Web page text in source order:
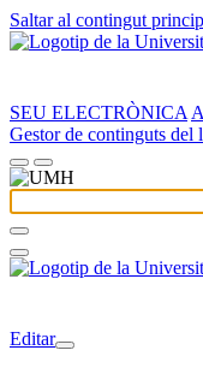
Saltar al contingut
SEU ELECTRÒNICA
Gestor de continguts del
Editar